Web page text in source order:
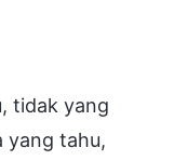
tidak yang
yang tahu,